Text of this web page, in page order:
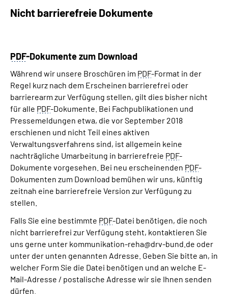
Nicht barrierefreie Dokumente
PDF-Dokumente zum Download
Während wir unsere Broschüren im PDF-Format in der
Regel kurz nach dem Erscheinen barrierefrei oder
barrierearm zur Verfügung stellen, gilt dies bisher nicht
für alle PDF-Dokumente. Bei Fachpublikationen und
Pressemeldungen etwa, die vor September 2018
erschienen und nicht Teil eines aktiven
Verwaltungsverfahrens sind, ist allgemein keine
nachträgliche Umarbeitung in barrierefreie PDF-
Dokumente vorgesehen. Bei neu erscheinenden PDF-
Dokumenten zum Download bemühen wir uns, künftig
zeitnah eine barrierefreie Version zur Verfügung zu
stellen.
Falls Sie eine bestimmte PDF-Datei benötigen, die noch
nicht barrierefrei zur Verfügung steht, kontaktieren Sie
uns gerne unter kommunikation-reha@drv-bund.de oder
unter der unten genannten Adresse. Geben Sie bitte an, in
welcher Form Sie die Datei benötigen und an welche E-
Mail-Adresse / postalische Adresse wir sie Ihnen senden
dürfen.